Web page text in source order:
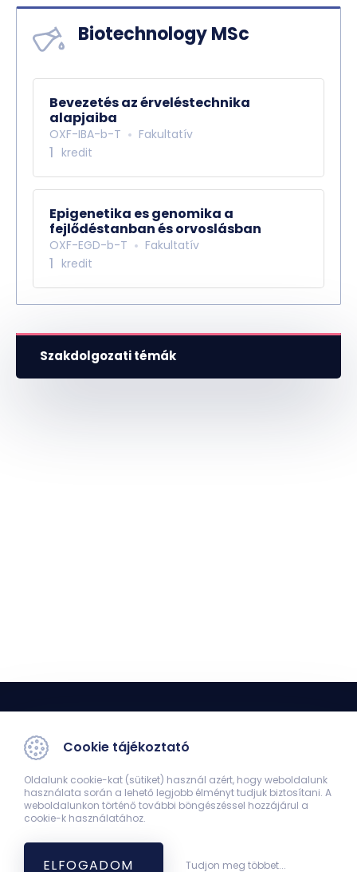
Biotechnology MSc
Bevezetés az érveléstechnika
alapjaiba
OXF-IBA-b-T Fakultatív
1 kredit
Epigenetika es genomika a
fejlődéstanban és orvoslásban
OXF-EGD-b-T Fakultatív
1 kredit
Szakdolgozati témák
Transzdiszciplináris Kutatások Intézete
7624 Pécs, Ifjúság útja 11.
Cookie tájékoztató
Oldalunk cookie-kat (sütiket) használ azért, hogy weboldalunk
használata során a lehető legjobb élményt tudjuk biztosítani. A
weboldalunkon történő további böngészéssel hozzájárul a
cookie-k használatához.
ELFOGADOM Tudjon meg többet...